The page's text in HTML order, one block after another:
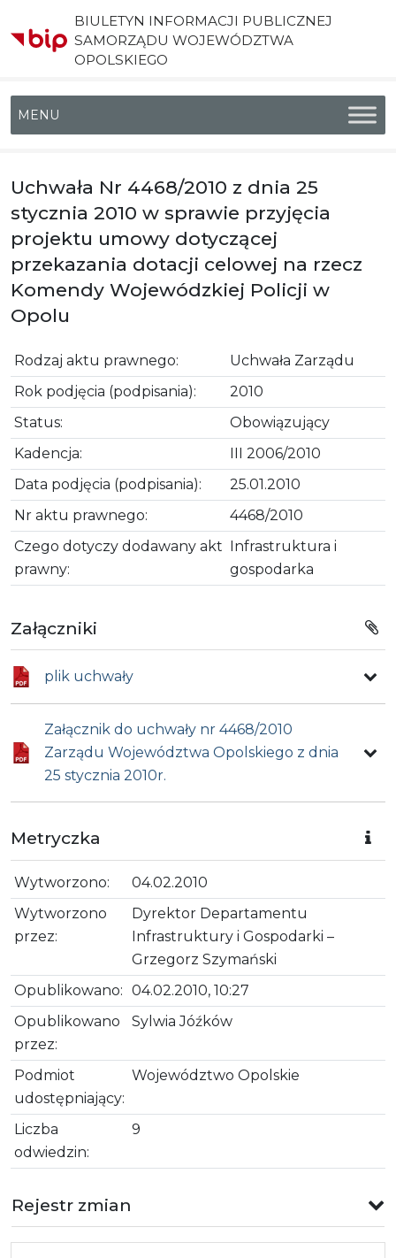
BIULETYN INFORMACJI PUBLICZNEJ
SAMORZĄDU WOJEWÓDZTWA
OPOLSKIEGO
Menu główne
Uchwała Nr 4468/2010 z dnia 25
stycznia 2010 w sprawie przyjęcia
projektu umowy dotyczącej
przekazania dotacji celowej na rzecz
Komendy Wojewódzkiej Policji w
Opolu
Rodzaj aktu prawnego:
Uchwała Zarządu
Rok podjęcia (podpisania):
2010
Status:
Obowiązujący
Kadencja:
III 2006/2010
Data podjęcia (podpisania):
25.01.2010
Nr aktu prawnego:
4468/2010
Czego dotyczy dodawany akt
prawny:
Infrastruktura i
gospodarka
Załączniki
plik uchwały
Załącznik do uchwały nr 4468/2010
Zarządu Województwa Opolskiego z dnia
25 stycznia 2010r.
Metryczka
Wytworzono:
04.02.2010
Wytworzono
przez:
Dyrektor Departamentu
Infrastruktury i Gospodarki –
Grzegorz Szymański
Opublikowano: 04.02.2010, 10:27
Opublikowano
przez:
Sylwia Jóźków
Podmiot
udostępniający:
Województwo Opolskie
Liczba
odwiedzin:
9
Rejestr zmian